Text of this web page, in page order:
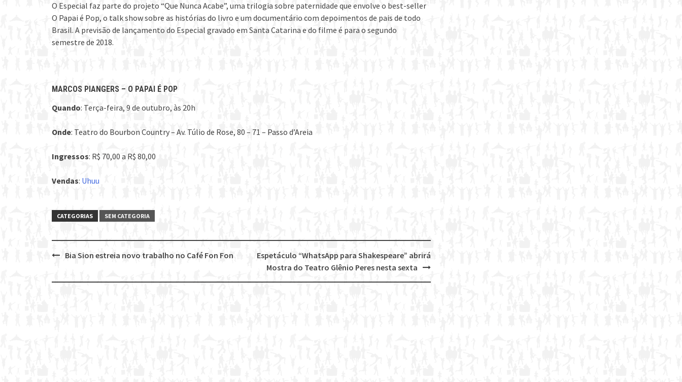
O Especial faz parte do projeto “Que Nunca Acabe”, uma trilogia sobre paternidade que envolve o best-seller
O Papai é Pop, o talk show sobre as histórias do livro e um documentário com depoimentos de pais de todo
Brasil. A previsão de lançamento do Especial gravado em Santa Catarina e do filme é para o segundo
semestre de 2018.
MARCOS PIANGERS – O PAPAI É POP
Quando: Terça-feira, 9 de outubro, às 20h
Onde: Teatro do Bourbon Country – Av. Túlio de Rose, 80 – 71 – Passo d’Areia
Ingressos: R$ 70,00 a R$ 80,00
Vendas: Uhuu
CATEGORIAS SEM CATEGORIA
navigation
Espetáculo “WhatsApp para Shakespeare” abrirá
Mostra do Teatro Glênio Peres nesta sexta
Bia Sion estreia novo trabalho no Café Fon Fon